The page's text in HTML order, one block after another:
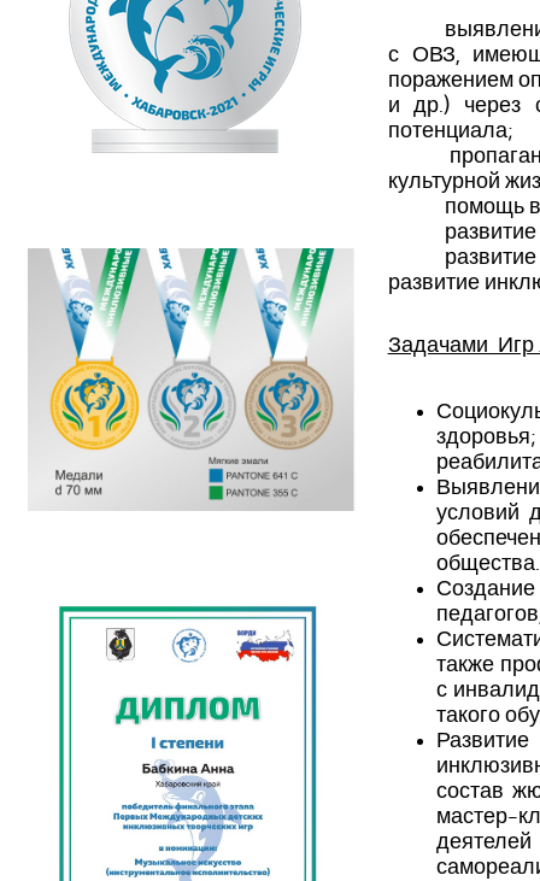
с ОВЗ,
поражением
и др.) через
потенциала;
культурной
помощь
развитие
Задачами Игр
условий
общества.
также
с
такого
состав
мастер-